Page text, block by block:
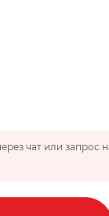
чат или запрос